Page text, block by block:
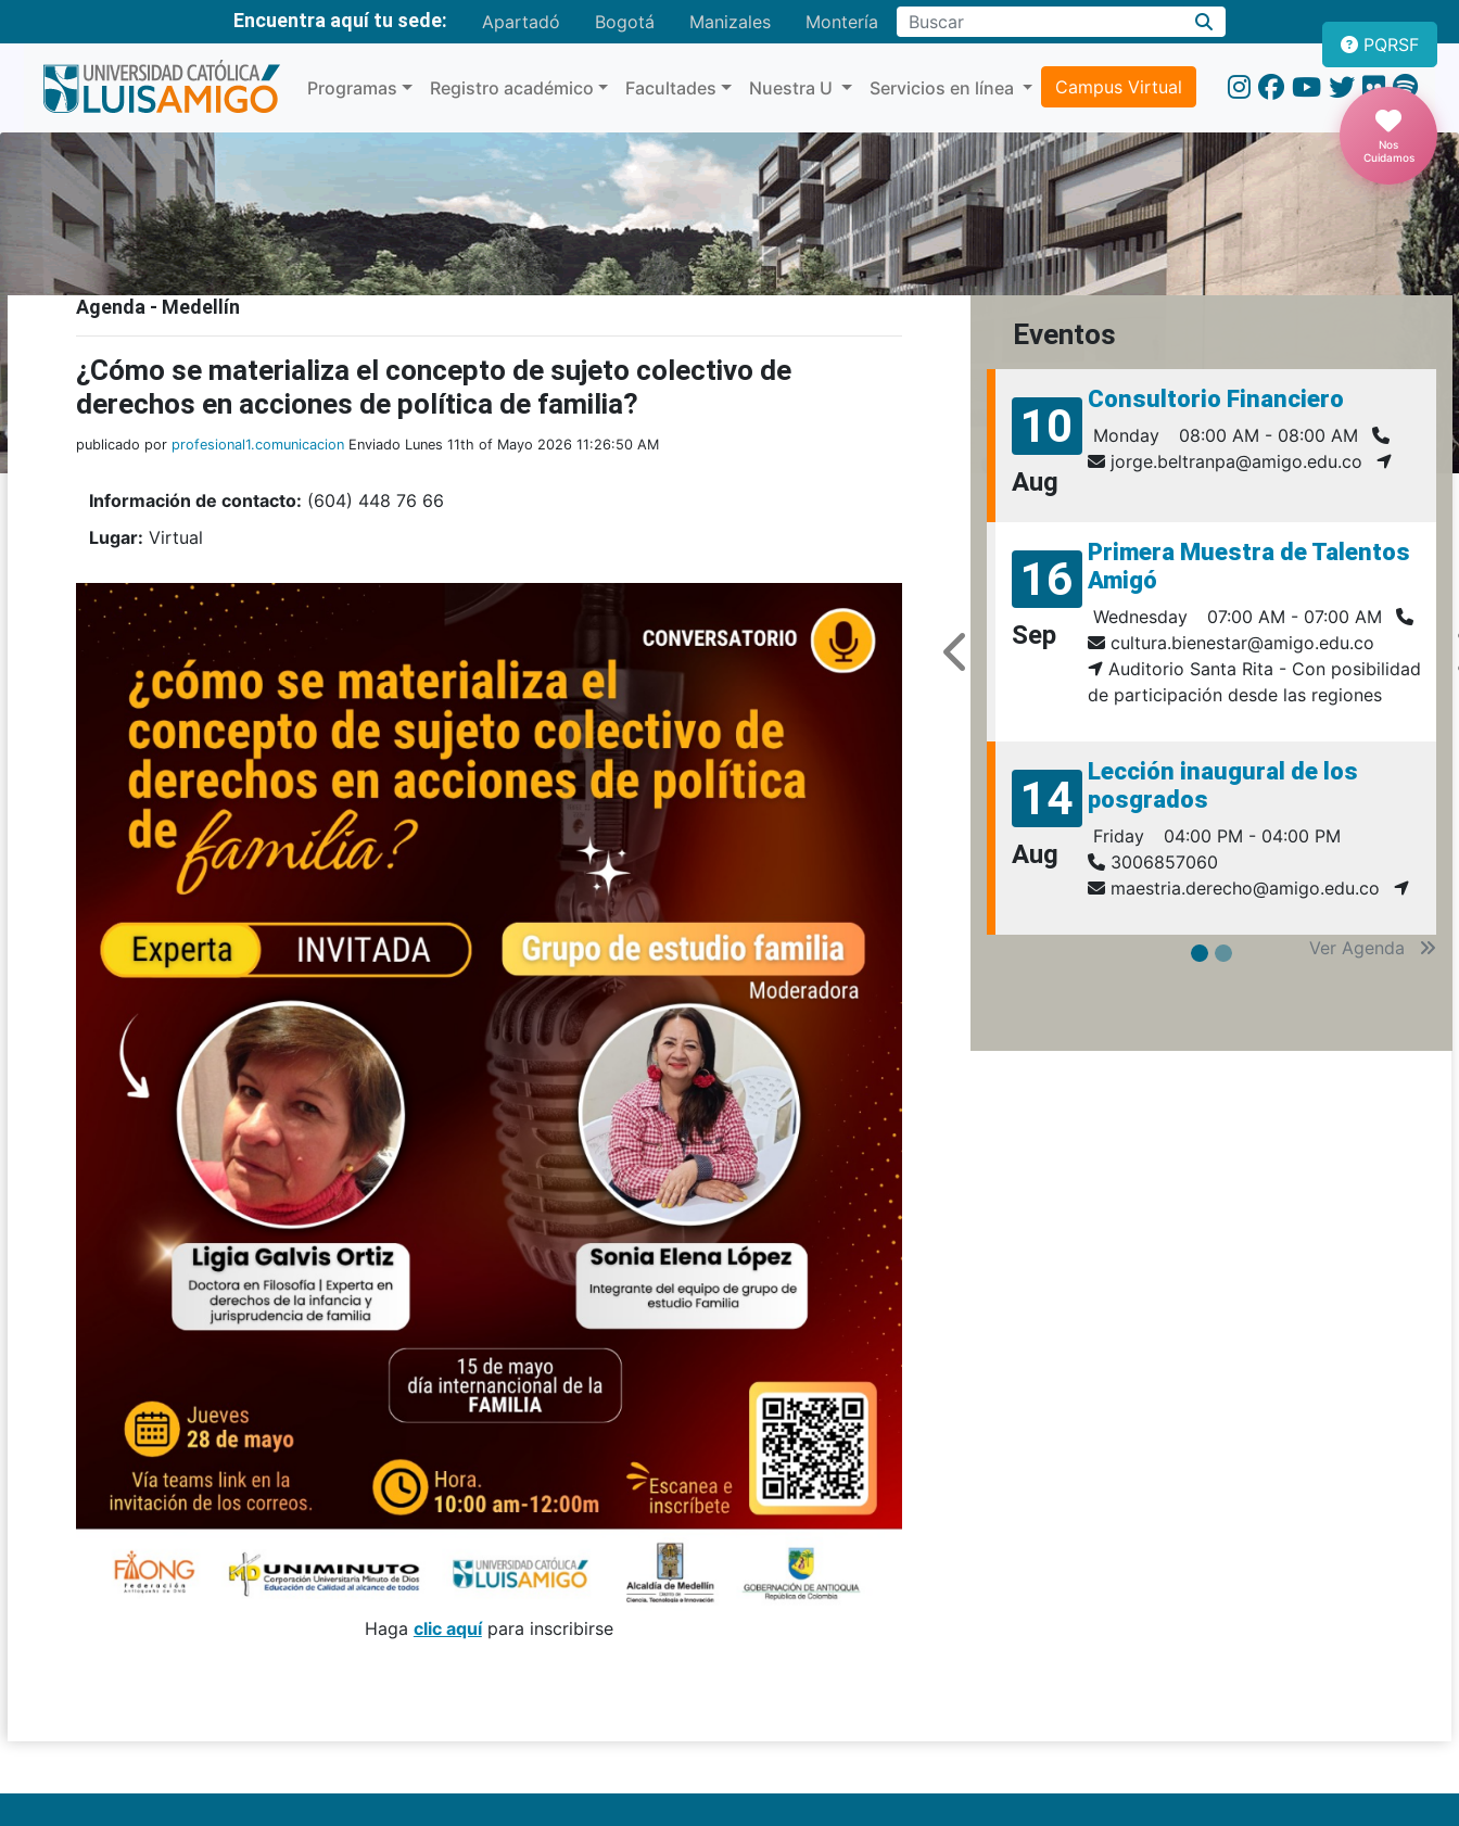
Encuentra aquí tu sede: Apartadó Bogotá Manizales MonteríaBuscar
Programas Registro académico Facultades Nuestra U Servicios en línea Campus Virtual
PQRSF
Nos
Cuidamos
Agenda - Medellín
¿Cómo se materializa el concepto de sujeto colectivo de
derechos en acciones de política de familia?
publicado por profesional1.comunicacion Enviado Lunes 11th of Mayo 2026 11:26:50 AM
Información de contacto: (604) 448 76 66
Lugar: Virtual
Haga clic aquípara inscribirse
Eventos
10
Aug
Consultorio Financiero
Monday
08:00 AM - 08:00 AM
jorge.beltranpa@amigo.edu.co
16
Sep
Primera Muestra de Talentos
Amigó
Wednesday
07:00 AM - 07:00 AM
cultura.bienestar@amigo.edu.co
Auditorio Santa Rita - Con posibilidad
de participación desde las regiones
14
Aug
Lección inaugural de los
posgrados
Friday
04:00 PM - 04:00 PM
3006857060
maestria.derecho@amigo.edu.co
Ver Agenda